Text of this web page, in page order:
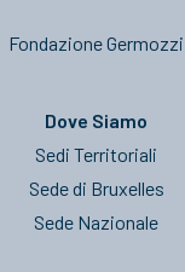
Fondazione Germozzi
Dove Siamo
Sedi Territoriali
Sede di Bruxelles
Sede Nazionale